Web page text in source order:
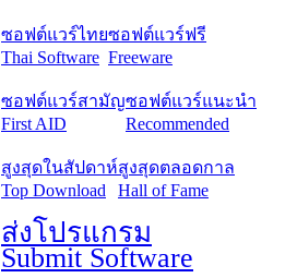
ซอฟต์แวร์ไทย
Thai Software
ซอฟต์แวร์ฟรี
Freeware
ซอฟต์แวร์สามัญ
First AID
ซอฟต์แวร์แนะนำ
Recommended
สูงสุดในสัปดาห์
Top Download
สูงสุดตลอดกาล
Hall of Fame
ส่งโปรแกรม
Submit Software